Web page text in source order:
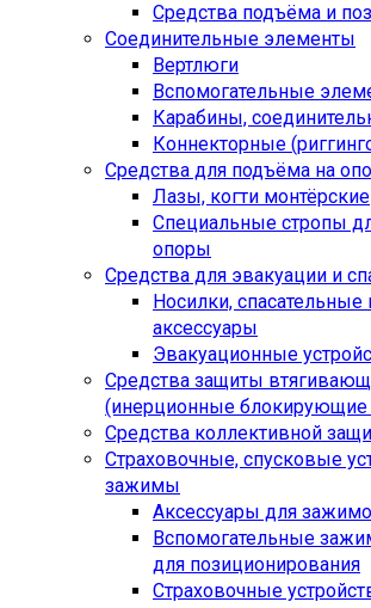
Средства подъёма и
Соединительные элементы
Вертлюги
Вспомогательные
Карабины,
Коннекторные
Средства для подъёма на
Лазы, когти монтёрские
Специальные стропы
опоры
Средства для эвакуации и
Носилки,
аксессуары
Эвакуационные
Средства защиты
(инерционные блокирующие
Средства коллективной
Страховочные, спусковые
зажимы
Аксессуары для
Вспомогательные
для позиционирования
Страховочные